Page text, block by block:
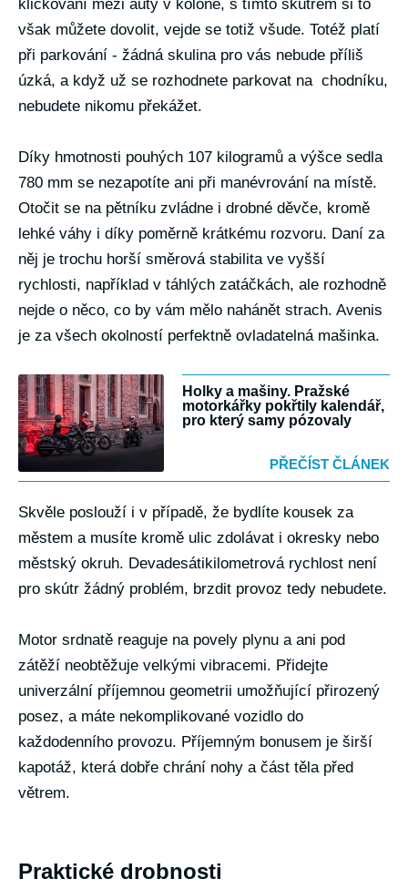
kličkování mezi auty v koloně, s tímto skútrem si to
však můžete dovolit, vejde se totiž všude. Totéž platí
při parkování - žádná skulina pro vás nebude příliš
úzká, a když už se rozhodnete parkovat na chodníku,
nebudete nikomu překážet.
Díky hmotnosti pouhých 107 kilogramů a výšce sedla
780 mm se nezapotíte ani při manévrování na místě.
Otočit se na pětníku zvládne i drobné děvče, kromě
lehké váhy i díky poměrně krátkému rozvoru. Daní za
něj je trochu horší směrová stabilita ve vyšší
rychlosti, například v táhlých zatáčkách, ale rozhodně
nejde o něco, co by vám mělo nahánět strach. Avenis
je za všech okolností perfektně ovladatelná mašinka.
Holky a mašiny. Pražské
motorkářky pokřtily kalendář,
pro který samy pózovaly
PŘEČÍST ČLÁNEK
Skvěle poslouží i v případě, že bydlíte kousek za
městem a musíte kromě ulic zdolávat i okresky nebo
městský okruh. Devadesátikilometrová rychlost není
pro skútr žádný problém, brzdit provoz tedy nebudete.
Motor srdnatě reaguje na povely plynu a ani pod
zátěží neobtěžuje velkými vibracemi. Přidejte
univerzální příjemnou geometrii umožňující přirozený
posez, a máte nekomplikované vozidlo do
každodenního provozu. Příjemným bonusem je širší
kapotáž, která dobře chrání nohy a část těla před
větrem.
Praktické drobnosti